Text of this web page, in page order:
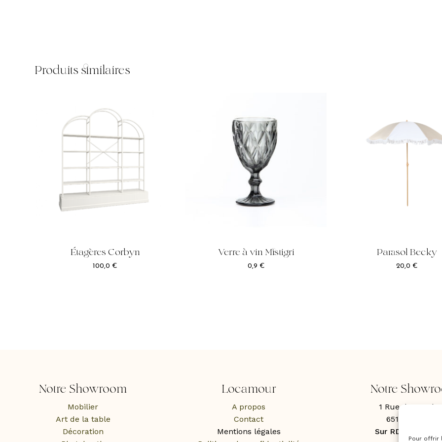
Pour offrir
Produits similaires
Étagères Corbyn
100,0 €
Verre à vin Mistigri
0,9 €
Parasol Becky
20,0 €
Notre Showroom
Mobilier
Art de la table
Décoration
Locamour
A propos
Contact
Mentions légales
Notre
1 Rue des
65100 Lourdes
Sur RDV